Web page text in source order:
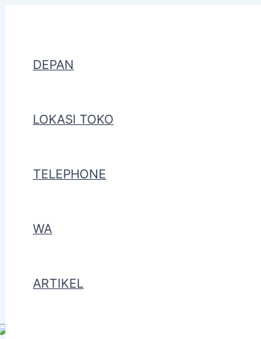
DEPAN
LOKASI TOKO
TELEPHONE
WA
ARTIKEL